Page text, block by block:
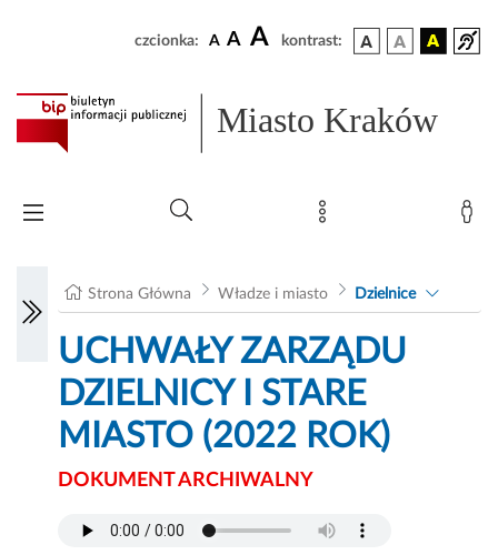
czcionka: A A A kontrast:
Miasto Kraków
Strona Główna Władze i miasto Dzielnice
UCHWAŁY ZARZĄDU
DZIELNICY I STARE
MIASTO (2022 ROK)
DOKUMENT ARCHIWALNY